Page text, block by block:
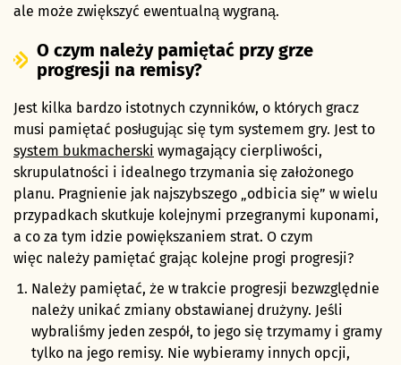
ale może zwiększyć ewentualną wygraną.
O czym należy pamiętać przy grze
progresji na remisy?
Jest kilka bardzo istotnych czynników, o których gracz
musi pamiętać posługując się tym systemem gry. Jest to
system bukmacherski wymagający cierpliwości,
skrupulatności i idealnego trzymania się założonego
planu. Pragnienie jak najszybszego „odbicia się” w wielu
przypadkach skutkuje kolejnymi przegranymi kuponami,
a co za tym idzie powiększaniem strat. O czym
więc należy pamiętać grając kolejne progi progresji?
Należy pamiętać, że w trakcie progresji bezwzględnie
należy unikać zmiany obstawianej drużyny. Jeśli
wybraliśmy jeden zespół, to jego się trzymamy i gramy
tylko na jego remisy. Nie wybieramy innych opcji,